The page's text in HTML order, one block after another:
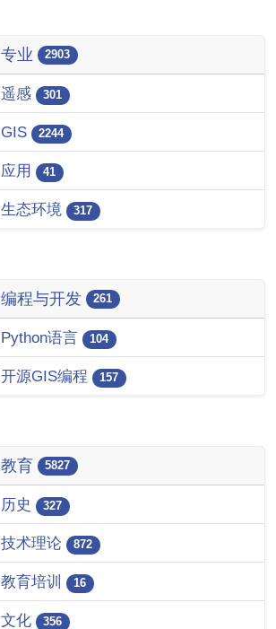
专业 2903
遥感 301
GIS 2244
应用 41
生态环境 317
编程与开发 261
Python语言 104
开源GIS编程 157
教育 5827
历史 327
技术理论 872
教育培训 16
文化 356